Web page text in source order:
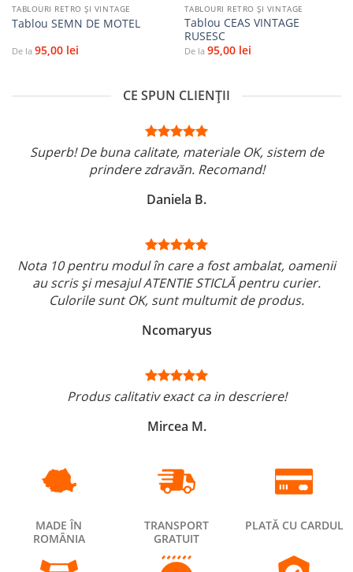
TABLOURI RETRO ȘI VINTAGE
Tablou SEMN DE MOTEL
De la 95,00 lei
TABLOURI RETRO ȘI VINTAGE
Tablou CEAS VINTAGE
RUSESC
De la 95,00 lei
CE SPUN CLIENȚII
Superb! De buna calitate, materiale OK, sistem de
prindere zdravăn. Recomand!
Daniela B.
Nota 10 pentru modul în care a fost ambalat, oamenii
au scris și mesajul ATENTIE STICLĂ pentru curier.
Culorile sunt OK, sunt multumit de produs.
Ncomaryus
Produs calitativ exact ca in descriere!
Mircea M.
MADE ÎN
ROMÂNIA
TRANSPORT
GRATUIT
PLATĂ CU CARDUL